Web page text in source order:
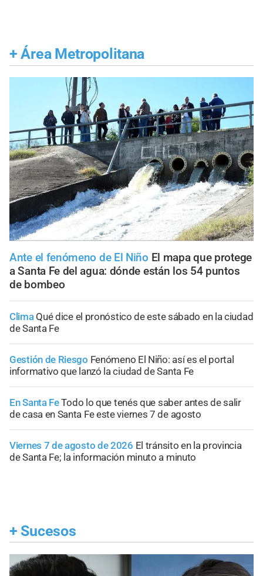
+ Área Metropolitana
Ante el fenómeno de El Niño El mapa que protege
a Santa Fe del agua: dónde están los 54 puntos
de bombeo
Clima Qué dice el pronóstico de este sábado en la ciudad
de Santa Fe
Gestión de Riesgo Fenómeno El Niño: así es el portal
informativo que lanzó la ciudad de Santa Fe
En Santa FeTodo lo que tenés que saber antes de salir
de casa en Santa Fe este viernes 7 de agosto
Viernes 7 de agosto de 2026 El tránsito en la provincia
de Santa Fe; la información minuto a minuto
+ Sucesos